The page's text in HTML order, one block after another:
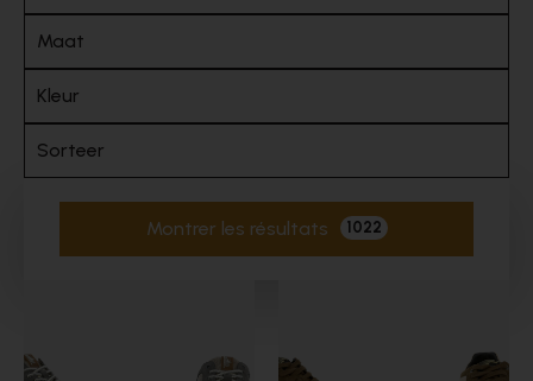
Maat
Kleur
Sorteer
Montrer les résultats 1022Filtres actifs